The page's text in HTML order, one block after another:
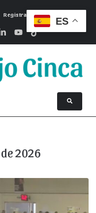
Registrarse
2026
ES